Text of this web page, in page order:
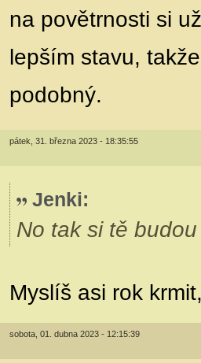
na povětrnosti si
lepším stavu,
podobný.
pátek, 31. března 2023 - 18:35:55
Jenki:
No tak si tě
Myslíš asi rok
sobota, 01. dubna 2023 - 12:15:39